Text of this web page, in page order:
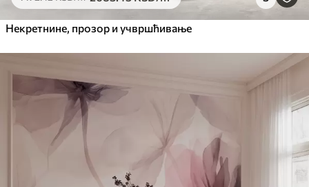
Некретнине, прозор и учвршћивање